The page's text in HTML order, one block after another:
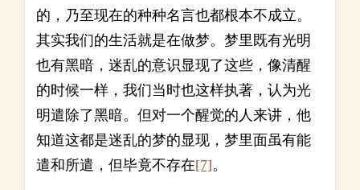
的，乃至现在的种种名言也都根本不成立。
其实我们的生活就是在做梦。梦里既有光明
也有黑暗，迷乱的意识显现了这些，像清醒
的时候一样，我们当时也这样执著，认为光
明遣除了黑暗。但对一个醒觉的人来讲，他
知道这都是迷乱的梦的显现，梦里面虽有能
遣和所遣，但毕竟不存在[7]。